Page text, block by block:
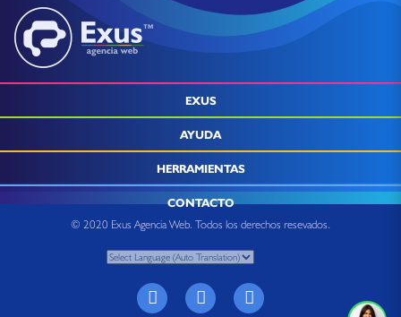
EXUS
AYUDA
HERRAMIENTAS
CONTACTO
© 2020 Exus Agencia Web. Todos los derechos resevados.